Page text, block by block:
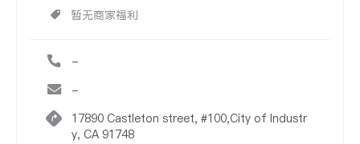
暂无商家福利
-
-
17890 Castleton street, #100,City of Industr
y, CA 91748